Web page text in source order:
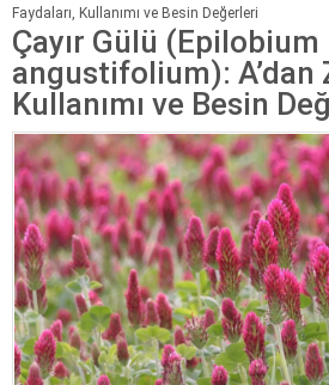
Faydaları, Kullanımı ve Besin Değerleri
Çayır Gülü (Epilobium
angustifolium): A’dan
Kullanımı ve Besin